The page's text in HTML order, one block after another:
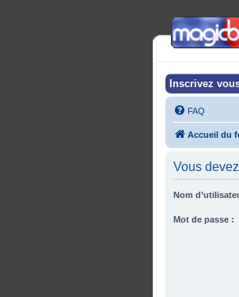
Inscrivez
FAQ
Accueil du
Vous
Nom
Mot de passe :